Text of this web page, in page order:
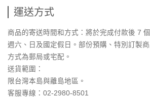
運送方式
商品的寄送時間和方式：將於完成付款後 7
週六、日及國定假日。部份預購、特別訂製
方式為郵局或宅配。
送貨範圍：
限台灣本島與離島地區。
客服專線：02-2980-8501